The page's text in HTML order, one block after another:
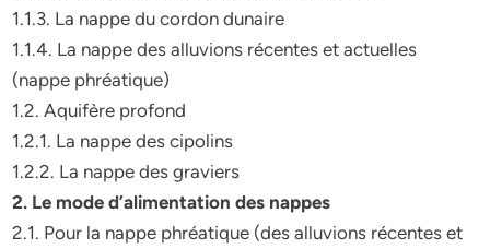
1.1.3. La nappe du cordon dunaire
1.1.4. La nappe des alluvions récentes et actuelles
(nappe phréatique)
1.2. Aquifère profond
1.2.1. La nappe des cipolins
1.2.2. La nappe des graviers
2. Le mode d’alimentation des nappes
2.1. Pour la nappe phréatique (des alluvions récentes et